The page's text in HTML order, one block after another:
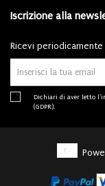
Iscrizione alla
Ricevi
Dichiari di aver letto l'
(GDPR).